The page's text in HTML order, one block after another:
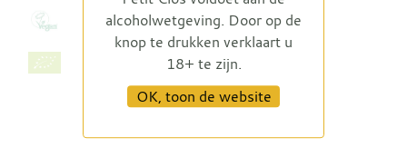
3 Passo Bianco 2025
alcoholwetgeving. Door op de
knop te drukken verklaart u
18+ te zijn.
OK, toon de website